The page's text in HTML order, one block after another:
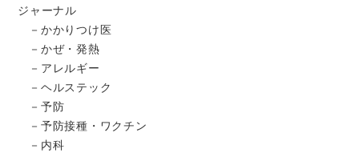
ジャーナル
かかりつけ医
かぜ・発熱
アレルギー
ヘルステック
予防
予防接種・ワクチン
内科